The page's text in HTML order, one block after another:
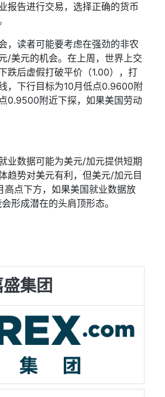
报告进行交易，选择正确的货币
，读者可能要考虑在强劲的非农
/美元的机会。在上周，世界上交
跌后虚假打破平价（1.00），打
，下行目标为10月低点0.9600附
0.9500附近下探，如果美国劳动
业数据可能为美元/加元提供短期
趋势对美元有利，但美元/加元目
高点下方，如果美国就业数据放
形成潜在的头肩顶形态。
集团